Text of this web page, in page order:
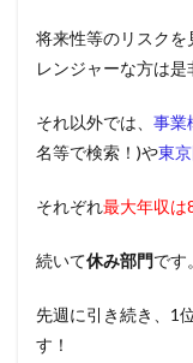
将来性等のリスクを
レンジャーな方は是
それ以外では、 事業
名等で検索！)や東
それぞれ最大年収は
続いて休み部門です。
先週に引き続き、1位
す！